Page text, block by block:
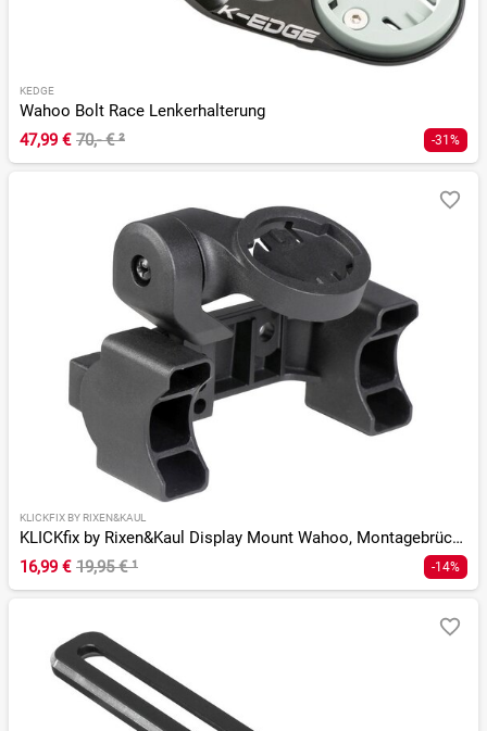
KEDGE
Wahoo Bolt Race Lenkerhalterung
47,99 € 70,- €² -31%
KLICKFIX BY RIXEN&KAUL
KLICKfix by Rixen&Kaul Display Mount Wahoo, Montagebrücke
16,99 € 19,95 €¹ -14%